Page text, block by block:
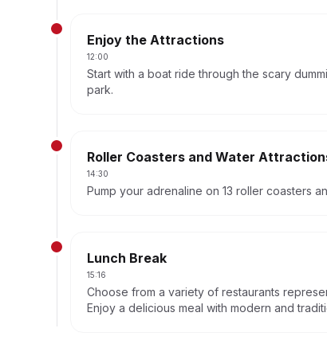
Enjoy the Attractions
12:00
Start with a boat ride through the scary
park.
Roller Coasters and Water
14:30
Pump your adrenaline on 13 roller coasters
Lunch Break
15:16
Choose from a variety of restaurants
Enjoy a delicious meal with modern and